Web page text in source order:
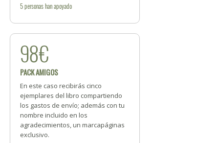
5personashan apoyado
98€
PACK AMIGOS
En este caso recibirás cinco
ejemplares del libro compartiendo
los gastos de envío; además con tu
nombre incluido en los
agradecimientos, un marcapáginas
exclusivo.